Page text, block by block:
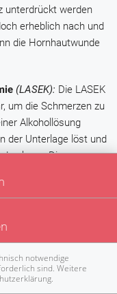
unterdrückt werden
erheblich nach und
die Hornhautwunde
(LASEK): Die LASEK
um die Schmerzen zu
Alkohollösung
der Unterlage löst und
kann. Die
der PRK.
Position
für etwa 2 Tage
verschoben
(LASIK):
meisten Eingriffe
notwendige
sind. Weitere
.